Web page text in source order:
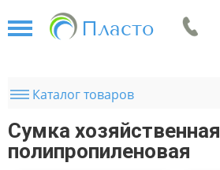
Пласто
Каталог товаров
Сумка хозяйственная
полипропиленовая